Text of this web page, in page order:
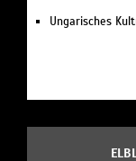
Ungarisches